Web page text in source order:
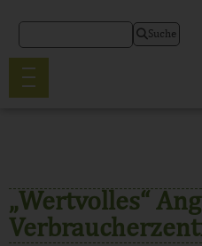
Suche
„Wertvolles“